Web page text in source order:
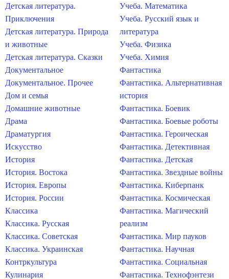
Детская литература.
Приключения
Детская литература. Природа
и животные
Детская литература. Сказки
Документальное
Документальное. Прочее
Дом и семья
Домашние животные
Драма
Драматургия
Искусство
История
История. Востока
История. Европы
История. России
Классика
Классика. Русская
Классика. Советская
Классика. Украинская
Контркультура
Кулинария
Учеба. Математика
Учеба. Русский язык и
литература
Учеба. Физика
Учеба. Химия
Фантастика
Фантастика. Альтернативная
история
Фантастика. Боевик
Фантастика. Боевые роботы
Фантастика. Героическая
Фантастика. Детективная
Фантастика. Детская
Фантастика. Звездные войны
Фантастика. Киберпанк
Фантастика. Космическая
Фантастика. Магический
реализм
Фантастика. Мир пауков
Фантастика. Научная
Фантастика. Социальная
Фантастика. Технофэнтези